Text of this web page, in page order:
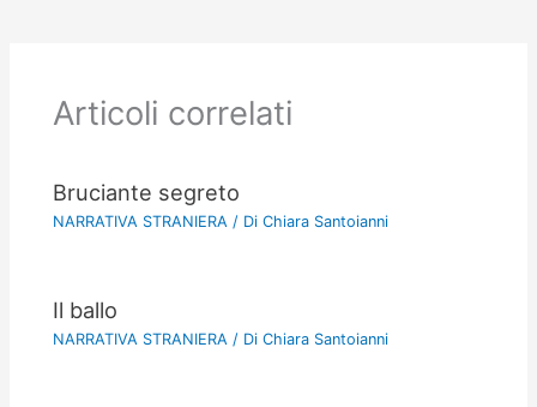
Articoli correlati
Bruciante segreto
NARRATIVA STRANIERA / DiChiara Santoianni
Il ballo
NARRATIVA STRANIERA / DiChiara Santoianni